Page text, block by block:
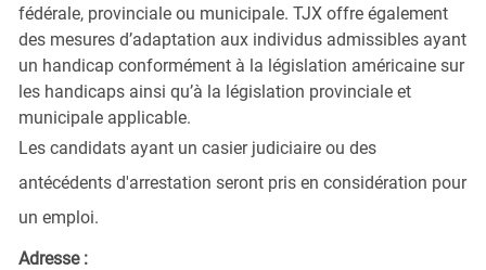
fédérale, provinciale ou municipale. TJX offre également
des mesures d’adaptation aux individus admissibles ayant
un handicap conformément à la législation américaine sur
les handicaps ainsi qu’à la législation provinciale et
municipale applicable.
Les candidats ayant un casier judiciaire ou des
antécédents d'arrestation seront pris en considération pour
un emploi.
Adresse :